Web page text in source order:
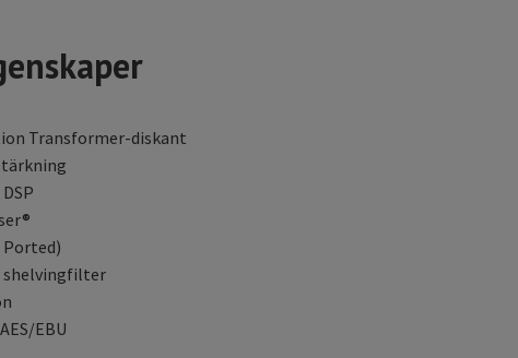
Transformer-diskant
Ported)
shelvingfilter
EBU